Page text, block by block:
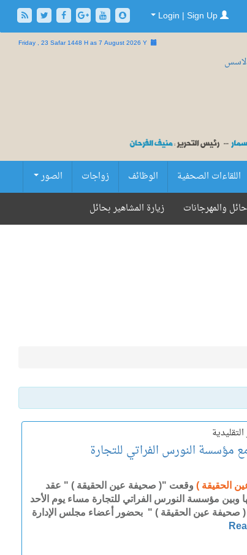
Friday , 23 Safar 1448 H as7 August 2026 Y
اللقاءات الصحفية الوظائف زواجات
الصور
زيارة المشاهير بحائل
والمهرجانات
النورس الفراتي للتجارة
الحقيقة ) وقعت "( صحيفة عين الحقيقة ) " عقد
وبين مؤسسة النورس الفراتي للتجارة مساء يوم الأحد
صحيفة عين الحقيقة ) " بحضور أعضاء مجلس الإدارة